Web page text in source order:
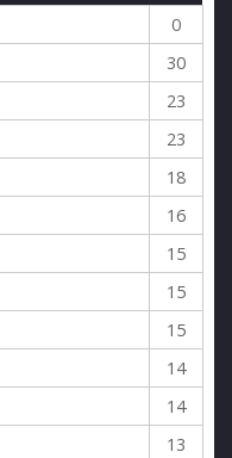
0
30
23
23
18
16
15
15
15
14
14
13